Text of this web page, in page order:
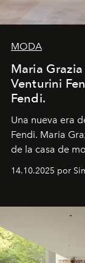
MODA
Maria
Venturini
Fendi.
Una nueva era
Fendi. Maria
de la casa de
14.10.2025 por